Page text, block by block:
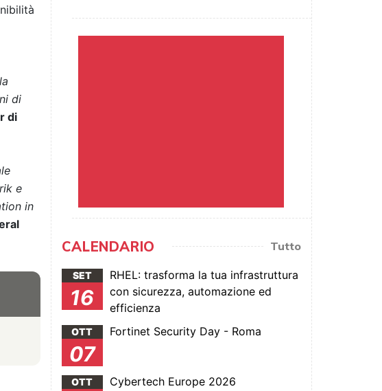
di
di
e
in
CALENDARIO Tutto
SET
16
RHEL: trasforma la tua infrastruttura
con sicurezza, automazione ed
efficienza
OTT
07
Fortinet Security Day - Roma
OTT Cybertech Europe 2026